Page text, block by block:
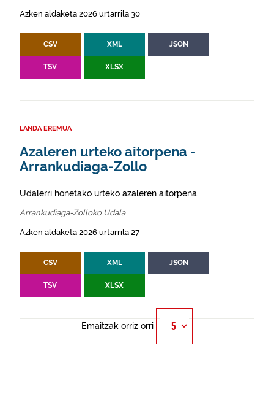
Azken aldaketa 2026 urtarrila 30
CSV XML JSON
TSV XLSX
LANDA EREMUA
Azaleren urteko aitorpena -
Arrankudiaga-Zollo
Udalerri honetako urteko azaleren aitorpena.
Arrankudiaga-Zolloko Udala
Azken aldaketa 2026 urtarrila 27
CSV XML JSON
TSV XLSX
Emaitzak orriz orri